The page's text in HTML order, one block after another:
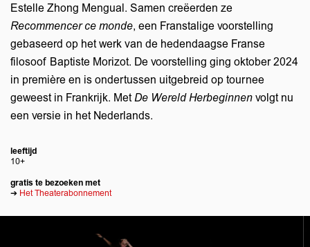
Estelle Zhong Mengual. Samen creëerden ze
Recommencer ce monde, een Franstalige voorstelling
gebaseerd op het werk van de hedendaagse Franse
filosoof Baptiste Morizot. De voorstelling ging oktober 2024
in première en is ondertussen uitgebreid op tournee
geweest in Frankrijk. MetDe Wereld Herbeginnen volgt nu
een versie in het Nederlands.
leeftijd
10+
gratis te bezoeken met
➔ Het Theaterabonnement